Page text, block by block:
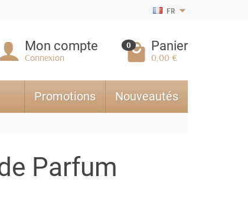
FR
Mon compte
Connexion
0 Panier
0,00 €
Promotions Nouveautés
Parfum